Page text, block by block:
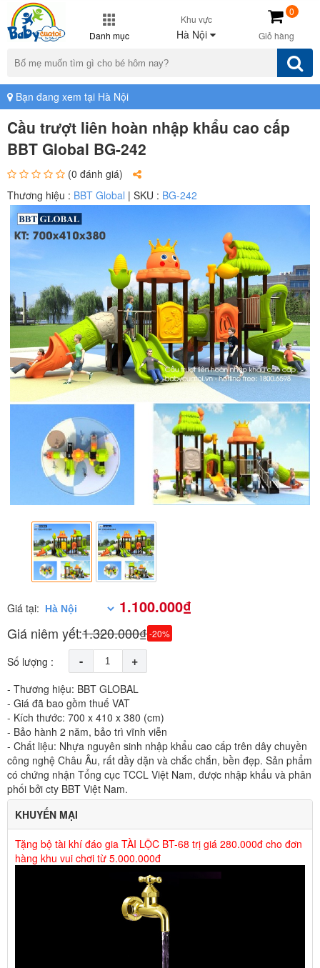
Danh mục
Khu vực
Hà Nội Giỏ hàng
0
Bạn đang xem tại Hà Nội
Cầu trượt liên hoàn nhập khẩu cao cấp
BBT Global BG-242
(0 đánh giá)
Thương hiệu : BBT Global | SKU : BG-242
Giá tại: 1.100.000₫
Giá niêm yết:1.320.000₫-20%
Số lượng : - +
- Thương hiệu: BBT GLOBAL
- Giá đã bao gồm thuế VAT
- Kích thước: 700 x 410 x 380 (cm)
- Bảo hành 2 năm, bảo trì vĩnh viễn
- Chất liệu: Nhựa nguyên sinh nhập khẩu cao cấp trên dây chuyền
công nghệ Châu Âu, rất dầy dặn và chắc chắn, bền đẹp. Sản phẩm
có chứng nhận Tổng cục TCCL Việt Nam, được nhập khẩu và phân
phối bởi cty BBT Việt Nam.
KHUYẾN MẠI
Tặng bộ tài khí đáo gia TÀI LỘC BT-68 trị giá 280.000đ cho đơn
hàng khu vui chơi từ 5.000.000đ